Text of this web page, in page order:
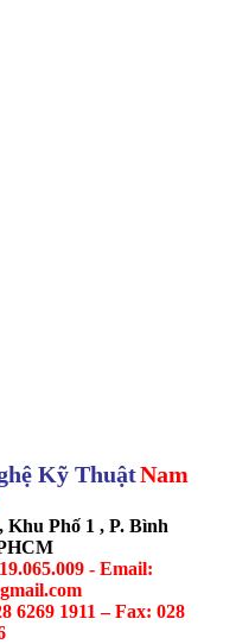
Kỹ ThuậtNam
Khu Phố 1 , P. Bình
- Email:
6269 1911 – Fax: 028